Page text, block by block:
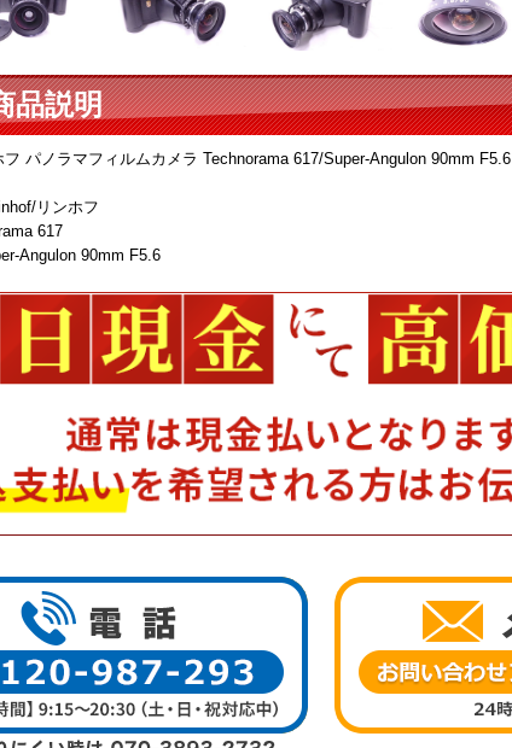
品説明
フ パノラマフィルムカメラ Technorama 617/Super-Angulon 90mm F5.6
リンホフ
617
Angulon 90mm F5.6